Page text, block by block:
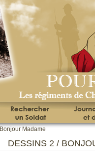
Bonjour Madame
DESSINS 2 /